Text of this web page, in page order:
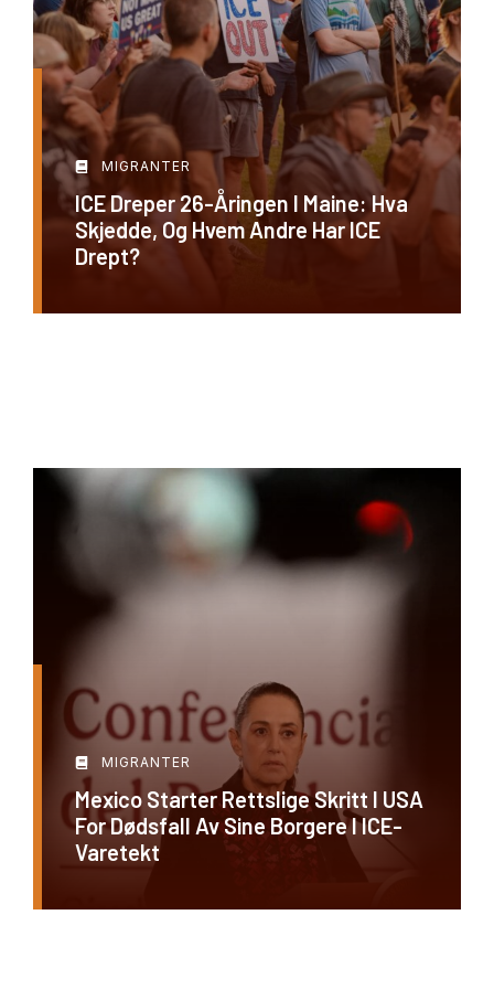
MIGRANTER
ICE Dreper 26-Åringen I Maine: Hva
Skjedde, Og Hvem Andre Har ICE
Drept?
MIGRANTER
Mexico Starter Rettslige Skritt I USA
For Dødsfall Av Sine Borgere I ICE-
Varetekt